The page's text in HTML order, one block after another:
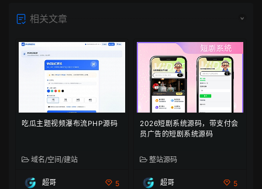
相关文章
吃瓜主题视频瀑布流PHP源码
域名/空间/建站
超哥 5
2026短剧系统源码，带支付会
员广告的短剧系统源码
整站源码
超哥 5